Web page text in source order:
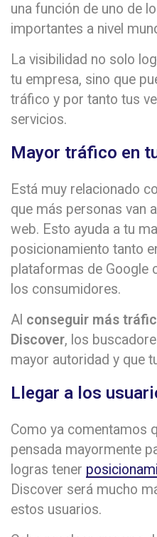
una función de uno de
importantes a nivel
La visibilidad no solo
tu empresa, sino que
tráfico y por tanto tus
servicios.
Mayor tráfico en
Está muy relacionado
que más personas van
web. Esto ayuda a tu
posicionamiento tanto
plataformas de Google
los consumidores.
Al conseguir más
Discover, los
mayor autoridad y que
Llegar a los
Como ya comentamos
pensada mayormente
logras tener
Discover será mucho
estos usuarios.